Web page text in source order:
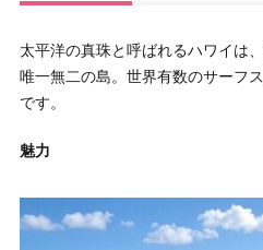
太平洋の真珠と呼ばれるハワイは
唯一無二の島。世界有数のサーフ
です。
魅力